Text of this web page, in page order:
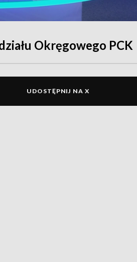
Okręgowego PCK
UDOSTĘPNIJ NA X